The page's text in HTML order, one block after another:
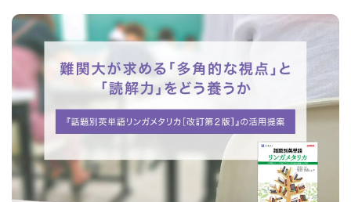
ス』
の
ペ
ー
ジ。